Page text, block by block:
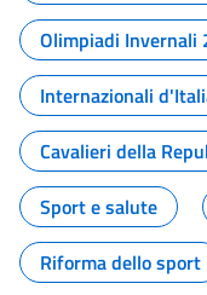
Olimpiadi Invernali
Internazionali
Cavalieri della
Sport e salute
Riforma dello sport